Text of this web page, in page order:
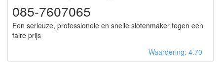
085-7607065
Een serieuze, professionele en snelle slotenmaker tegen een
faire prijs
Waardering: 4.70